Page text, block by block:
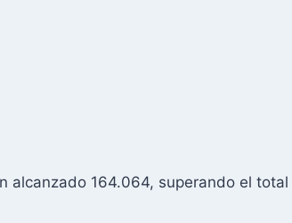
alcanzado 164.064, superando el